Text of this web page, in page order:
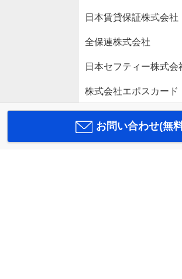
日本賃貸保証株式会社
全保連株式会社
日本セフティー株式会
株式会社エポスカード
お問い合わせ(無